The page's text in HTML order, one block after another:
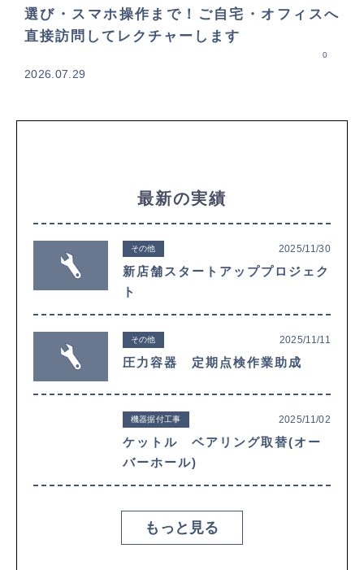
選び・スマホ操作まで！ご自宅・オフィスへ
直接訪問してレクチャーします
2026.07.29
0
最新の実績
その他 2025/11/30
新店舗スタートアッププロジェク
ト
その他 2025/11/11
圧力容器 定期点検作業助成
機器据付工事 2025/11/02
ケットル ベアリング取替(オー
バーホール)
もっと見る